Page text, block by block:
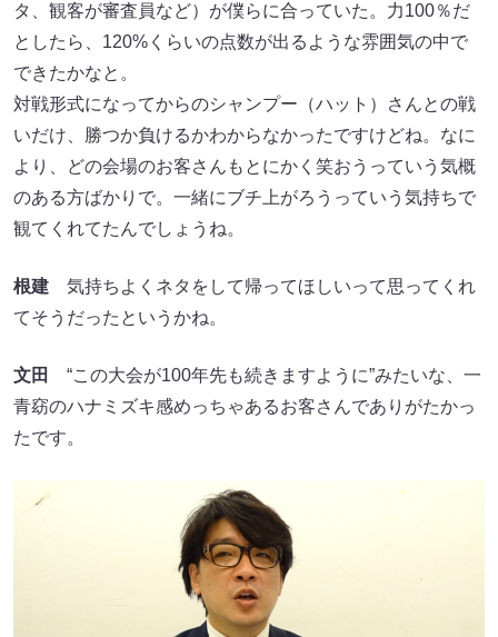
タ、観客が審査員など）が僕らに合っていた。力100％だ
としたら、120%くらいの点数が出るような雰囲気の中で
できたかなと。
対戦形式になってからのシャンプー（ハット）さんとの戦
いだけ、勝つか負けるかわからなかったですけどね。なに
より、どの会場のお客さんもとにかく笑おうっていう気概
のある方ばかりで。一緒にブチ上がろうっていう気持ちで
観てくれてたんでしょうね。
根建 気持ちよくネタをして帰ってほしいって思ってくれ
てそうだったというかね。
文田
“この大会が100年先も続きますように”みたいな、一
青窈のハナミズキ感めっちゃあるお客さんでありがたかっ
たです。